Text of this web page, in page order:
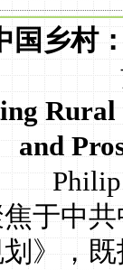
国乡村
and
Phili
于中
》，